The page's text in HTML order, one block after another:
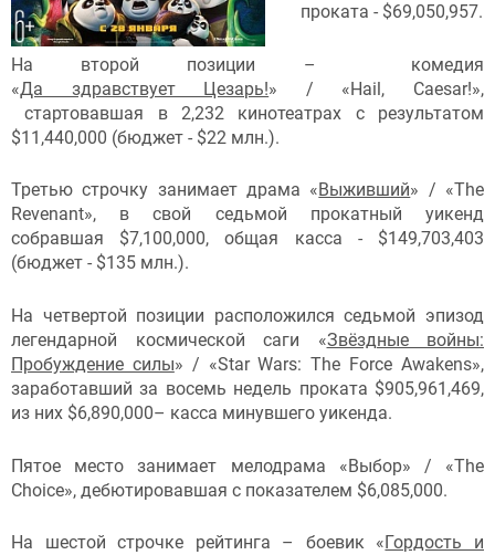
проката - $69,050,957.
На второй позиции – комедия
«Да здравствует Цезарь!» / «Hail, Caesar!»,
стартовавшая в 2,232 кинотеатрах с результатом
$11,440,000 (бюджет - $22 млн.).
Третью строчку занимает драма «Выживший» / «The
Revenant», в свой седьмой прокатный уикенд
собравшая $7,100,000, общая касса - $149,703,403
(бюджет - $135 млн.).
На четвертой позиции расположился седьмой эпизод
легендарной космической саги «Звёздные войны:
Пробуждение силы» / «Star Wars: The Force Awakens»,
заработавший за восемь недель проката $905,961,469,
из них $6,890,000– касса минувшего уикенда.
Пятое место занимает мелодрама «Выбор» / «The
Choice», дебютировавшая с показателем $6,085,000.
На шестой строчке рейтинга – боевик « Гордость и